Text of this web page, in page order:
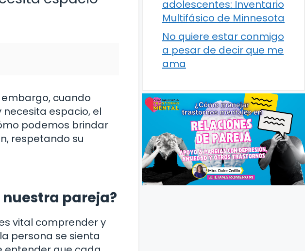
cuando
espacio, el
podemos brindar
respetando su
pareja?
vital comprender y
persona se sienta
adolescentes: Inventario
Multifásico de Minnesota
No quiere estar conmigo
a pesar de decir que me
ama